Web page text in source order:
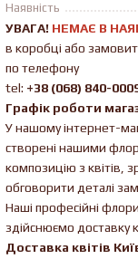
Наявність
УВАГА! НЕМАЄ В
в коробці або
по телефону
tel: +38 (068) 840-
Графік роботи
У нашому інтернет-
створені нашими
композицію з квітів,
обговорити деталі
Наші професійні
здійснюємо доставку
Доставка квітів